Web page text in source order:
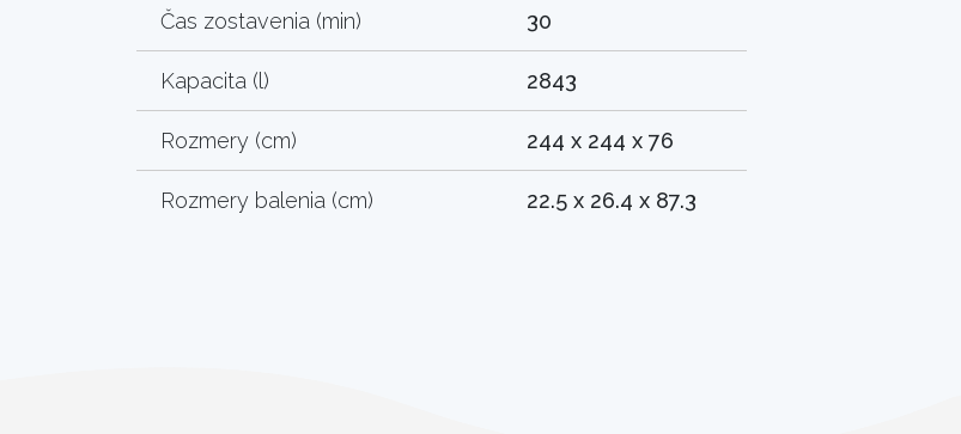
Čas zostavenia (min) 30
Kapacita (l) 2843
Rozmery (cm) 244 x 244 x 76
Rozmery balenia (cm) 22.5 x 26.4 x 87.3